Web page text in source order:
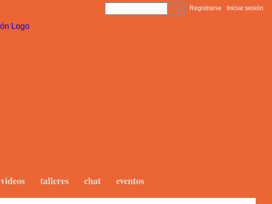
Registrarse Iniciar sesión
videos talleres chat eventos